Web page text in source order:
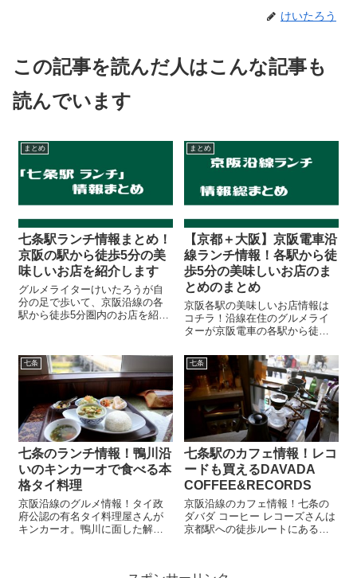
けいたろう
この記事を読んだ人はこんな記事も
読んでいます
まとめ
七条駅ランチ情報まとめ！
京阪の駅から徒歩5分の美
味しいお店を紹介します
グルメライターけいたろうが自
分の足で歩いて、京阪沿線の各
駅から徒歩5分圏内のお店を紹介
に京阪ランチ.comで紹介した、
七条駅のお店をギュッとまとめ
て紹介！ 記事末尾にはメー...
まとめ
【京都＋大阪】京阪電車沿
線ランチ情報！各駅から徒
歩5分の美味しいお店のま
とめのまとめ
京阪各駅の美味しいお店情報は
コチラ！沿線在住のグルメライ
ターが京阪電車の各駅から徒歩5
イトの記事をギュッとまとめた
ページのまとめページです！大
阪、京都、滋賀など、関西方面
の旅行や出張、沿線ぶらり歩き
のランチ情報にぜひお役立てく
ださい。
七条
七条のランチ情報！鴨川沿
いのキンカーオで食べる本
格タイ料理
京阪沿線のグルメ情報！タイ政
府公認の有名タイ料理屋さんが
キンカーオ。鴨川に面した解放
七条
七条駅のカフェ情報！レコ
ードも買えるDAVADA
COFFEE&RECORDS
京阪沿線のカフェ情報！七条の
ダバダ コーヒー レコーズさんは
京都駅への徒歩ルートにあるカ